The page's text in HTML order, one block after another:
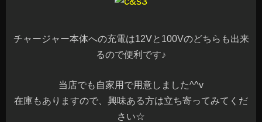
チャージャー本体への充電は12Vと100Vのどちらも出来
るので便利です♪
当店でも自家用で用意しました^^v
在庫もありますので、興味ある方は立ち寄ってみてくだ
さい☆